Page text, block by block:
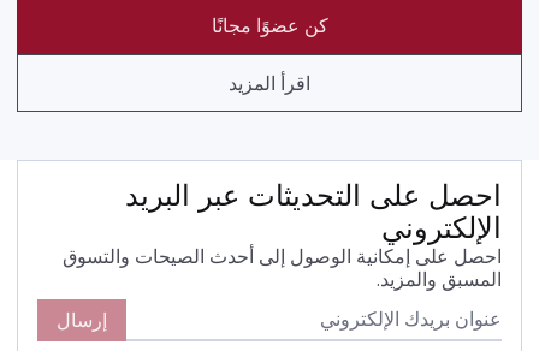
كن عضوًا مجانًا
اقرأ المزيد
احصل على التحديثات عبر البريد
الإلكتروني
احصل على إمكانية الوصول إلى أحدث الصيحات والتسوق
المسبق والمزيد.
إرسال